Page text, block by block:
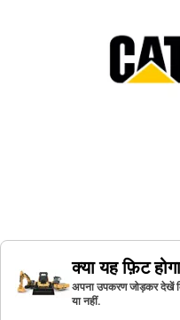
क्या यह फ़िट
अपना उपकरण जोड़कर देखें
या नहीं.